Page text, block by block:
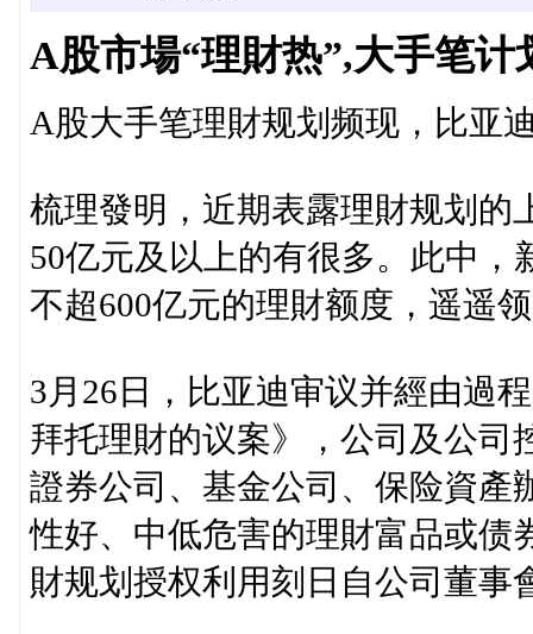
A股市場“理財热”,大手笔
A股大手笔理財规划频现，比亚
梳理發明，近期表露理財规划的
50亿元及以上的有很多。此中，
不超600亿元的理財额度，遥遥
3月26日，比亚迪审议并經由過
拜托理財的议案》，公司及公司
證券公司、基金公司、保险資產
性好、中低危害的理財富品或债
財规划授权利用刻日自公司董事